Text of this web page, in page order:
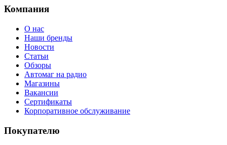
Компания
О нас
Наши бренды
Новости
Статьи
Обзоры
Автомаг на радио
Магазины
Вакансии
Сертификаты
Корпоративное обслуживание
Покупателю